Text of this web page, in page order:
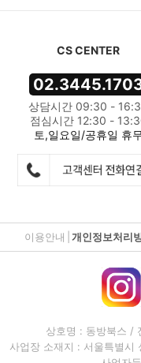
CS CENTER
상담시간 09:30 -
점심시간 12:30 -
토,일요일/공휴일 휴
이용안내 개인정보처리
상호명 : 동방북스 /
사업장 소재지 : 서울특별시